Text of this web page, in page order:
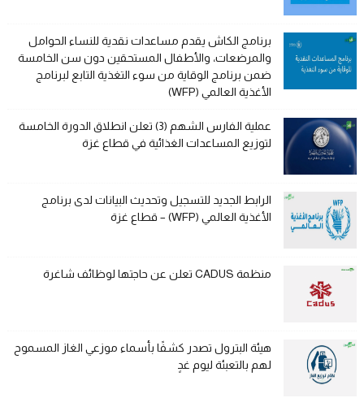
برنامج الكاش يقدم مساعدات نقدية للنساء الحوامل
والمرضعات، والأطفال المستحقين دون سن الخامسة
ضمن برنامج الوقاية من سوء التغذية التابع لبرنامج
الأغذية العالمي (WFP)
عملية الفارس الشهم (3) تعلن انطلاق الدورة الخامسة
لتوزيع المساعدات الغذائية في قطاع غزة
الرابط الجديد للتسجيل وتحديث البيانات لدى برنامج
الأغذية العالمي (WFP) – قطاع غزة
منظمة CADUS تعلن عن حاجتها لوظائف شاغرة
هيئة البترول تصدر كشفًا بأسماء موزعي الغاز المسموح
لهم بالتعبئة ليوم غدٍ